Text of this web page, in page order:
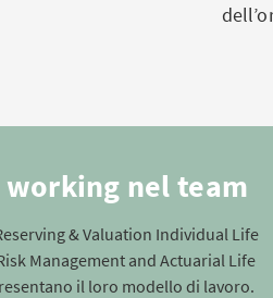
nel team
& Valuation Individual Life
Management and Actuarial Life
il loro modello di lavoro.